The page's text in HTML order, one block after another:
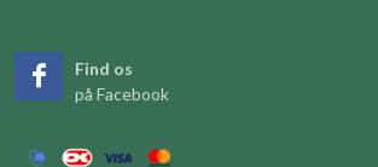
Find os
på Facebook